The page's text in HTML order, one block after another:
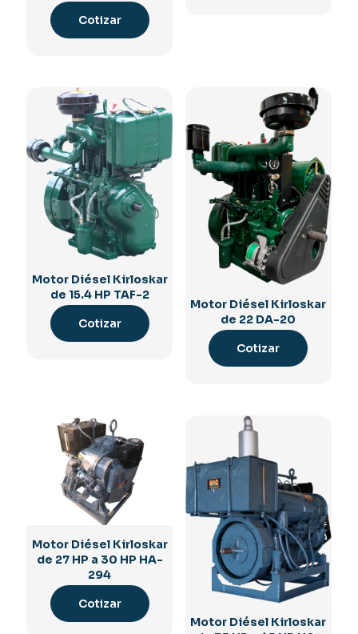
Cotizar
Motor Diésel Kirloskar
de 15.4 HP TAF-2
Cotizar
Motor Diésel Kirloskar
de 22 DA-20
Cotizar
Motor Diésel Kirloskar
de 27 HP a 30 HP HA-
294
Cotizar
Motor Diésel Kirloskar